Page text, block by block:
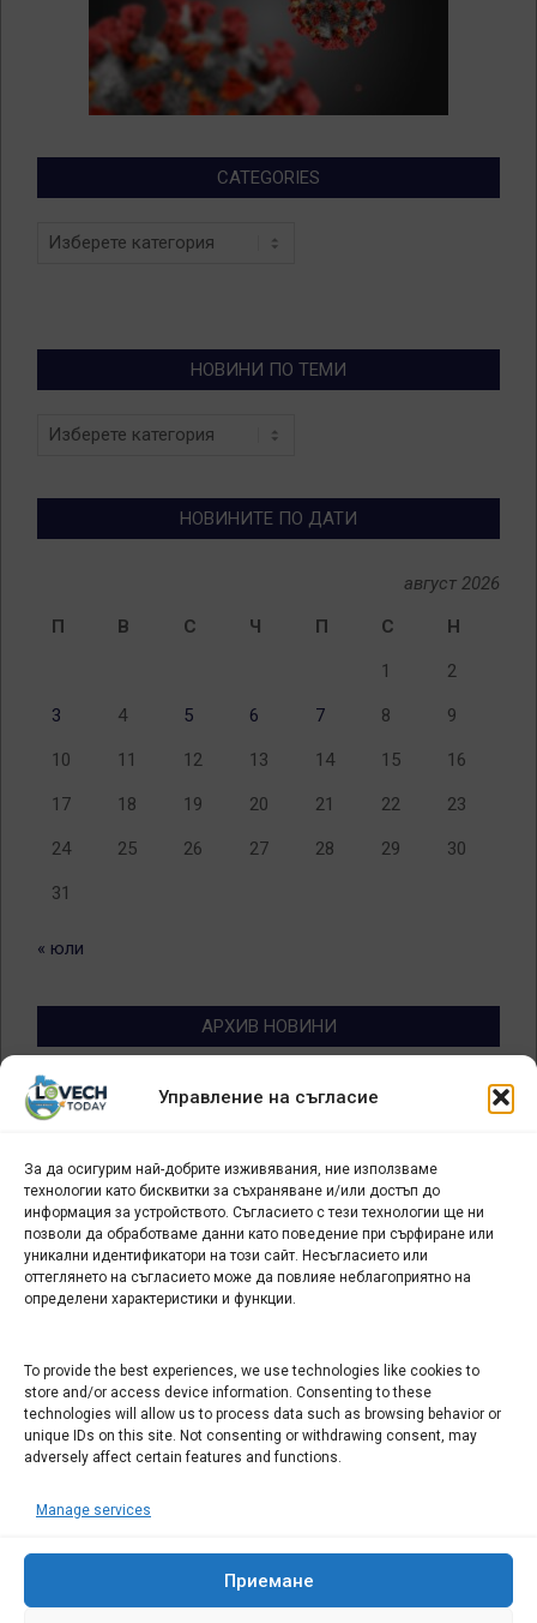
Управление на съгласие
За да осигурим най-добрите изживявания, ние използваме
технологии като бисквитки за съхраняване и/или достъп до
информация за устройството. Съгласието с тези технологии ще ни
позволи да обработваме данни като поведение при сърфиране или
уникални идентификатори на този сайт. Несъгласието или
оттеглянето на съгласието може да повлияе неблагоприятно на
определени характеристики и функции.
To provide the best experiences, we use technologies like cookies to
store and/or access device information. Consenting to these
technologies will allow us to process data such as browsing behavior or
unique IDs on this site. Not consenting or withdrawing consent, may
adversely affect certain features and functions.
Manage services
Приемане
CATEGORIES
Categories
НОВИНИ ПО ТЕМИ
Новини
НОВИНИТЕ ПО ДАТИ
август 2026
П
В С Ч П С Н
1 2
3 4 5 6 7 8 9
10 11 12 13 14 15 16
17 18 19 20 21 22 23
24 25 26 27 28 29 30
31
« юли
АРХИВ НОВИНИ
Архив
новини
БИЗНЕС
Арт галерия "Мостове" – магазин за изкуство
СЕВЕРОЗАПАДА ИНФОРМАЦИОНЕН БИЗНЕС
ТУРИСТИЧЕСКИ КЛЪСТЕР
ИНСТИТУЦИИ В ЛОВЕЧ
Административен съд Ловеч
Областна администрация Ловеч
ОДМВР Ловеч
Окръжен съд Ловеч